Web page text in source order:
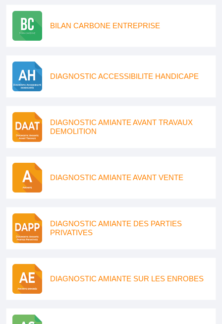
BILAN CARBONE ENTREPRISE
DIAGNOSTIC ACCESSIBILITE HANDICAPE
DIAGNOSTIC AMIANTE AVANT TRAVAUX
DEMOLITION
DIAGNOSTIC AMIANTE AVANT VENTE
DIAGNOSTIC AMIANTE DES PARTIES
PRIVATIVES
DIAGNOSTIC AMIANTE SUR LES ENROBES